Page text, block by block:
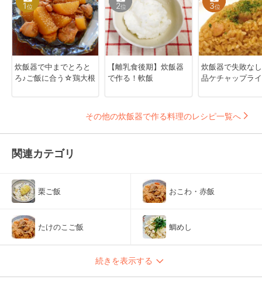
1位
炊飯器で中までとろと
ろ♪ご飯に合う☆鶏大根
2位
【離乳食後期】炊飯器
で作る！軟飯
3位
炊飯器で失敗な
品ケチャップラ
その他の炊飯器で作る料理のレシピ一覧へ
関連カテゴリ
栗ご飯 おこわ・赤飯
たけのこご飯 鯛めし
続きを表示する